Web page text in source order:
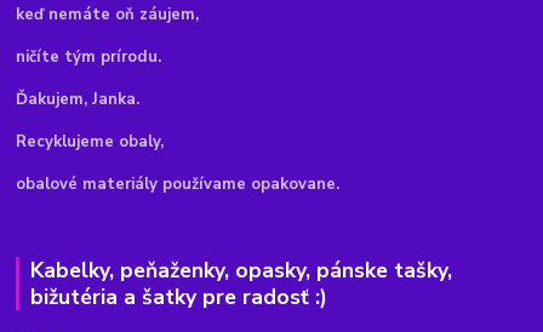
keď nemáte oň záujem,
ničíte tým prírodu.
Ďakujem, Janka.
Recyklujeme obaly,
obalové materiály používame opakovane.
Kabelky, peňaženky, opasky, pánske tašky,
bižutéria a šatky pre radosť :)